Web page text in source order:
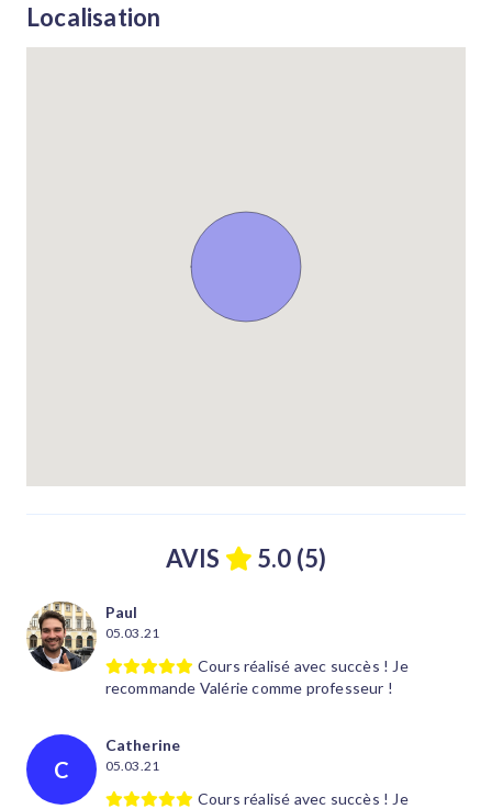
Localisation
AVIS 5.0 (5)
Paul
05.03.21
Cours réalisé avec succès ! Je
recommande Valérie comme professeur !
C
Catherine
05.03.21
Cours réalisé avec succès ! Je